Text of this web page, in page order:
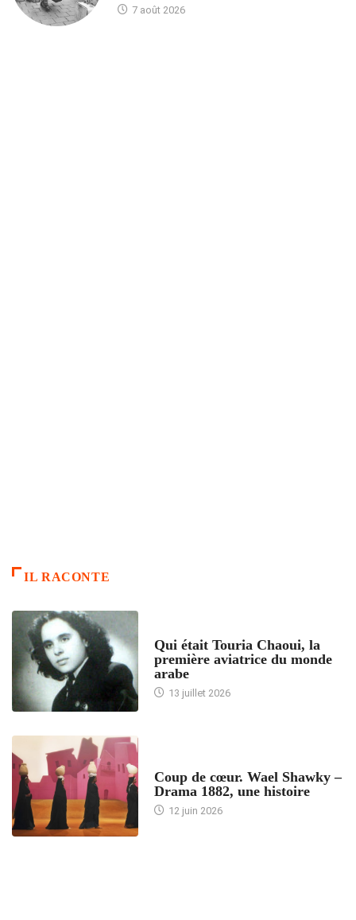
7 août 2026
IL RACONTE
Qui était Touria Chaoui, la
première aviatrice du monde
arabe
13 juillet 2026
Coup de cœur. Wael Shawky –
Drama 1882, une histoire
12 juin 2026